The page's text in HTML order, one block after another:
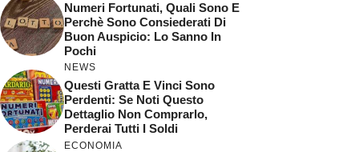
Numeri Fortunati, Quali Sono E
Perchè Sono Consiederati Di
Buon Auspicio: Lo Sanno In
Pochi
NEWS
Questi Gratta E Vinci Sono
Perdenti: Se Noti Questo
Dettaglio Non Comprarlo,
Perderai Tutti I Soldi
ECONOMIA